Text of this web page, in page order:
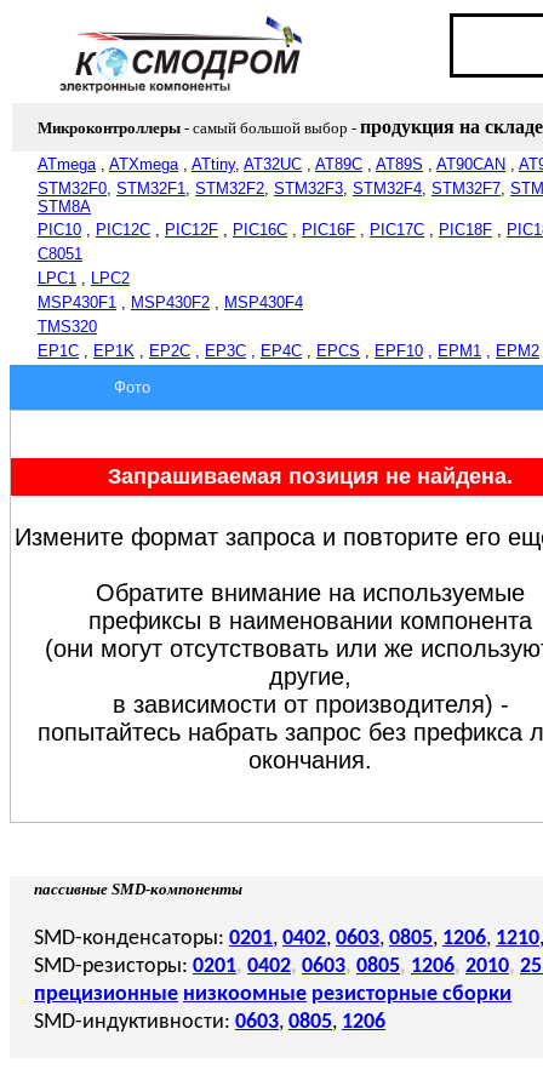
Микроконтроллеры - самый большой выбор - продукция на складе
ATmega, ATXmega, ATtiny, AT32UC , AT89C , AT89S , AT90CAN ,
STM32F0, STM32F1, STM32F2, STM32F3, STM32F4, STM32F7,
STM8A
PIC10 , PIC12C , PIC12F , PIC16C , PIC16F , PIC17C , PIC18F ,
C8051
LPC1 , LPC2
MSP430F1 , MSP430F2 , MSP430F4
TMS320
EP1C , EP1K , EP2C , EP3C , EP4C , EPCS , EPF10 , EPM1 , EPM2
Фото
Запрашиваемая позиция не найдена.
Измените формат запроса и повторите его
Обратите внимание на используемые
префиксы в наименовании компонента
(они могут отсутствовать или же
другие,
в зависимости от производителя) -
попытайтесь набрать запрос без префикса
окончания.
пассивные SMD-компоненты
SMD-конденсаторы: 0201, 0402, 0603, 0805, 1206, 1210,
SMD-резисторы: 0201, 0402, 0603, 0805, 1206, 2010,
прецизионные низкоомные резисторные сборки
SMD-индуктивности: 0603, 0805, 1206